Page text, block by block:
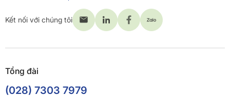
Kết nối với chúng tôi
Tổng đài
(028) 7303 7979